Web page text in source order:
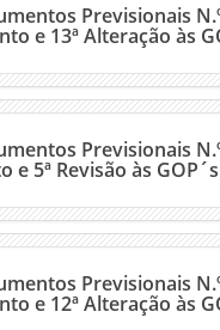
Previsionais
e 13ª Alteração às
Previsionais
e 5ª Revisão às GOP´s
Previsionais
e 12ª Alteração às